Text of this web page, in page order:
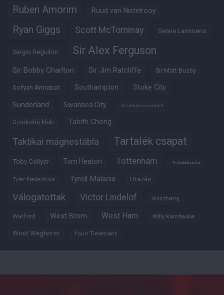
Ruben Amorim Ruud van Nistelrooy
Ryan Giggs Scott McTominay Senne Lammens
Sergio Reguilon Sir Alex Ferguson
Sir Bobby Charlton Sir Jim Ratcliffe Sir Matt Busby
Sofyan Amrabat Southampton Stoke City
Sunderland Swansea City Szurkoló szemmel
Szurkolói klub Tahith Chong
Taktikai mágnestábla Tartalék csapat
Toby Collyer Tom Heaton Tottenham Trófeabibliográfia
Tyler Fredericson Tyrell Malacia Utazás
Válogatottak Victor Lindelöf Visszhang
Watford West Brom West Ham Willy Kambwala
Wout Weghorst Youri Tielemans